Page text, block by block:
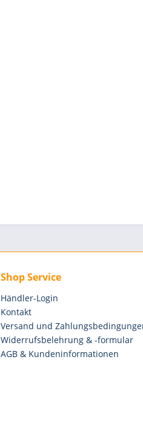
Shop Service
Händler-Login
Kontakt
Versand und
Widerrufsbelehrung & -formular
AGB & Kundeninformationen